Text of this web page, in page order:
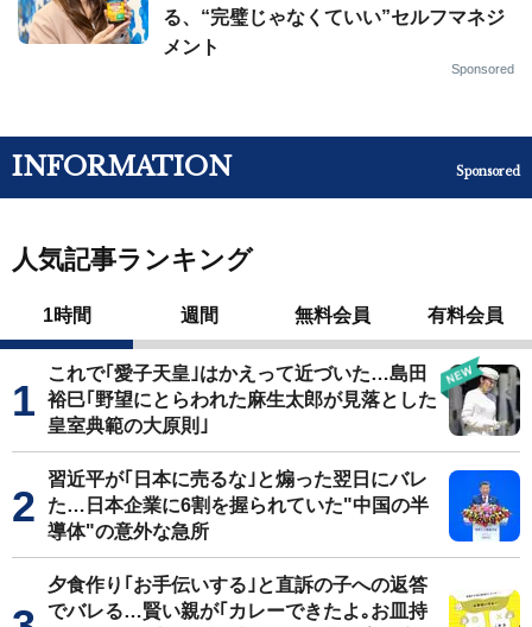
る、“完璧じゃなくていい”セルフマネジ
メント
Sponsored
INFORMATION Sponsored
人気記事ランキング
1時間 週間 無料会員 有料会員
これで｢愛子天皇｣はかえって近づいた…島田
裕巳｢野望にとらわれた麻生太郎が見落とした
皇室典範の大原則｣
習近平が｢日本に売るな｣と煽った翌日にバレ
た…日本企業に6割を握られていた"中国の半
導体"の意外な急所
夕食作り｢お手伝いする｣と直訴の子への返答
でバレる…賢い親が｢カレーできたよ｡お皿持